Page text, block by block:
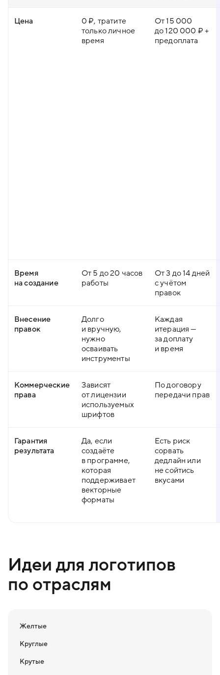
Цена
0 ₽, тратите
только личное
время
От 15 000
до 120 000 ₽ +
предоплата
Время
на создание
От 5 до 20 часов
работы
От 3 до 14 дней
с учётом
правок
Внесение
правок
Долго
и вручную,
нужно
осваивать
инструменты
Каждая
итерация —
за доплату
и время
Коммерческие
права
Зависят
от лицензии
используемых
шрифтов
По договору
передачи прав
Гарантия
результата
Да, если
создаёте
в программе,
которая
поддерживает
векторные
форматы
Есть риск
сорвать
дедлайн или
не сойтись
вкусами
Идеи для логотипов
по отраслям
Желтые
Круглые
Крутые